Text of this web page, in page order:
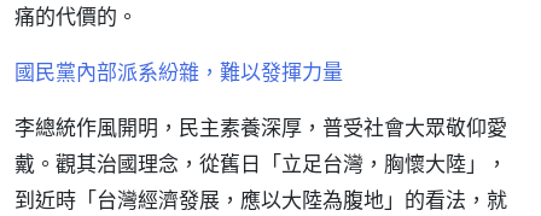
痛的代價的。
國民黨內部派系紛雜，難以發揮力量
李總統作風開明，民主素養深厚，普受社會大眾敬仰愛
戴。觀其治國理念，從舊日「立足台灣，胸懷大陸」，
到近時「台灣經濟發展，應以大陸為腹地」的看法，就